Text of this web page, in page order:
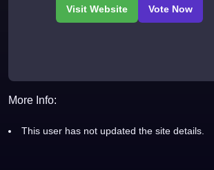
More Info:
This user has not updated the site details.